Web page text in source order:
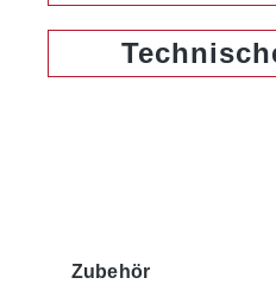
Produktgalerie
Zubehör